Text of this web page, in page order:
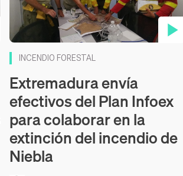
INCENDIO FORESTAL
Extremadura envía
efectivos del Plan Infoex
para colaborar en la
extinción del incendio de
Niebla